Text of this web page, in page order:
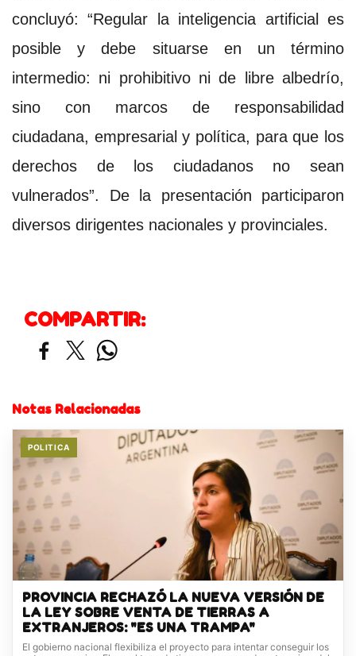
concluyó: “Regular la inteligencia artificial es
posible y debe situarse en un término
intermedio: ni prohibitivo ni de libre albedrío,
sino con marcos de responsabilidad
ciudadana, empresarial y política, para que los
derechos de los ciudadanos no sean
vulnerados”. De la presentación participaron
diversos dirigentes nacionales y provinciales.
COMPARTIR:
Notas Relacionadas
POLITICA
PROVINCIA RECHAZÓ LA NUEVA VERSIÓN DE
LA LEY SOBRE VENTA DE TIERRAS A
EXTRANJEROS: "ES UNA TRAMPA"
El gobierno nacional flexibiliza el proyecto para intentar conseguir los